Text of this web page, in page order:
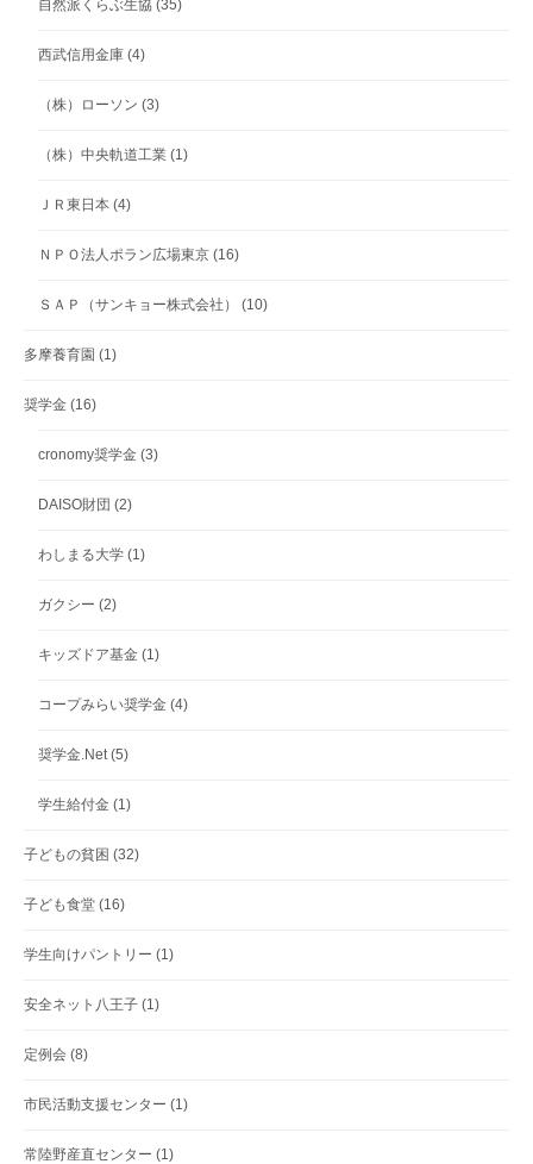
自然派くらぶ生協 (35)
西武信用金庫 (4)
（株）ローソン (3)
（株）中央軌道工業 (1)
ＪＲ東日本 (4)
ＮＰＯ法人ポラン広場東京 (16)
ＳＡＰ（サンキョー株式会社） (10)
多摩養育園 (1)
奨学金 (16)
cronomy奨学金 (3)
DAISO財団 (2)
わしまる大学 (1)
ガクシー (2)
キッズドア基金 (1)
コープみらい奨学金 (4)
奨学金.Net(5)
学生給付金 (1)
子どもの貧困 (32)
子ども食堂 (16)
学生向けパントリー (1)
安全ネット八王子 (1)
定例会 (8)
市民活動支援センター (1)
常陸野産直センター (1)